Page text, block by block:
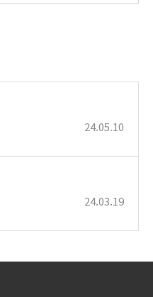
24.05.10
24.03.19